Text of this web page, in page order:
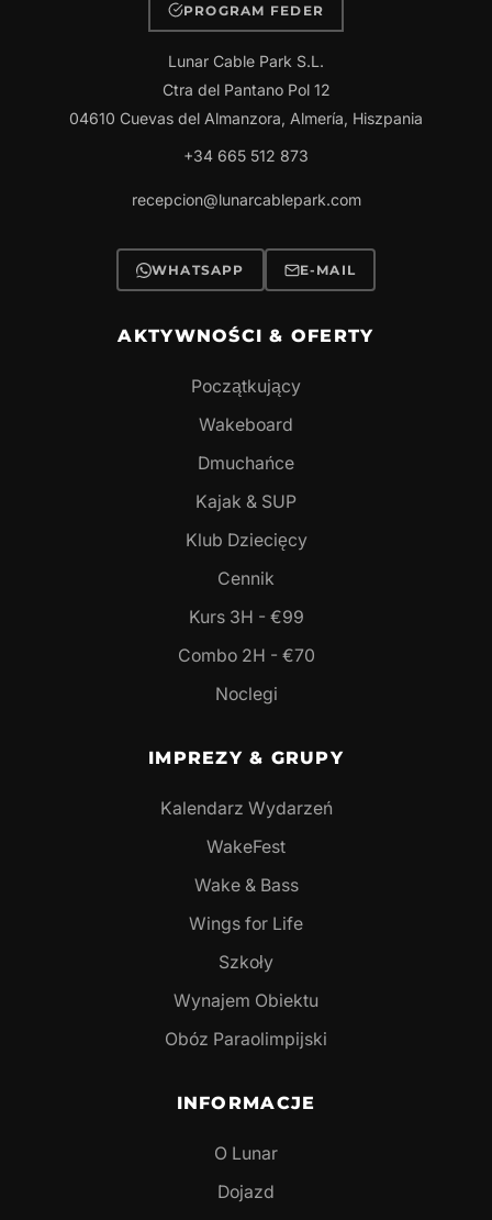
PROGRAM FEDER
Lunar Cable Park S.L.
Ctra del Pantano Pol 12
04610 Cuevas del Almanzora, Almería, Hiszpania
+34 665 512 873
recepcion@lunarcablepark.com
WHATSAPP E-MAIL
AKTYWNOŚCI & OFERTY
Początkujący
Wakeboard
Dmuchańce
Kajak & SUP
Klub Dziecięcy
Cennik
Kurs 3H - €99
Combo 2H - €70
Noclegi
IMPREZY & GRUPY
Kalendarz Wydarzeń
WakeFest
Wake & Bass
Wings for Life
Szkoły
Wynajem Obiektu
Obóz Paraolimpijski
INFORMACJE
O Lunar
Dojazd